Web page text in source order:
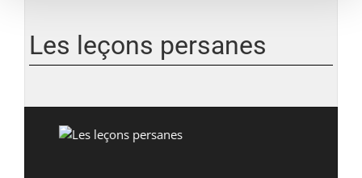
agrandie
Les leçons persanes